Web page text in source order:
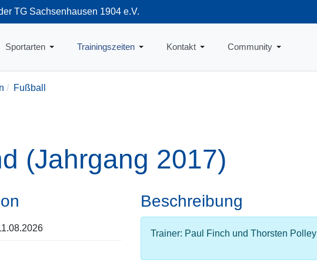
TG Sachsenhausen 1904 e.V.
+49-69-66374712
Sportarten Trainingszeiten Kontakt Community
Fußball
(Jahrgang 2017)
Beschreibung
Trainer: Paul Finch und Thorsten Polley